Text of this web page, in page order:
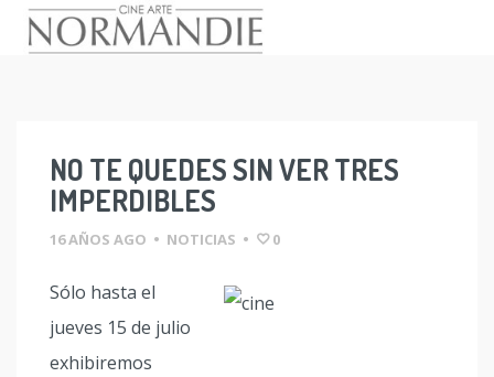
NO TE QUEDES SIN VER TRES
IMPERDIBLES
16 AÑOS AGO • NOTICIAS • 0
Sólo hasta el
jueves 15 de julio
exhibiremos